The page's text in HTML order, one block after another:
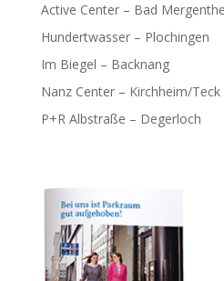
Active Center – Bad
Hundertwasser – Plochingen
Im Biegel – Backnang
Nanz Center – Kirchheim/Teck
P+R Albstraße – Degerloch